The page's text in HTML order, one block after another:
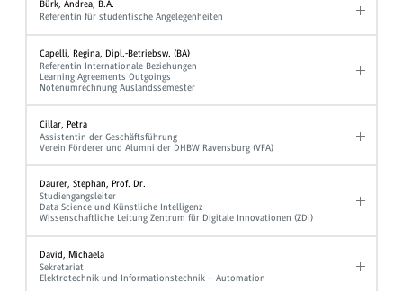
Bürk, Andrea, B.A.
Referentin für studentische Angelegenheiten
Capelli, Regina, Dipl.-Betriebsw. (BA)
Referentin Internationale Beziehungen
Learning Agreements Outgoings
Notenumrechnung Auslandssemester
Cillar, Petra
Assistentin der Geschäftsführung
Verein Förderer und Alumni der DHBW Ravensburg (VFA)
Daurer, Stephan, Prof. Dr.
Studiengangsleiter
Data Science und Künstliche Intelligenz
Wissenschaftliche Leitung Zentrum für Digitale Innovationen (ZDI)
David, Michaela
Sekretariat
Elektrotechnik und Informationstechnik – Automation